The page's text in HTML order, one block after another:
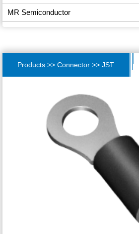
MR Semiconductor
Products >> Connector >> JST